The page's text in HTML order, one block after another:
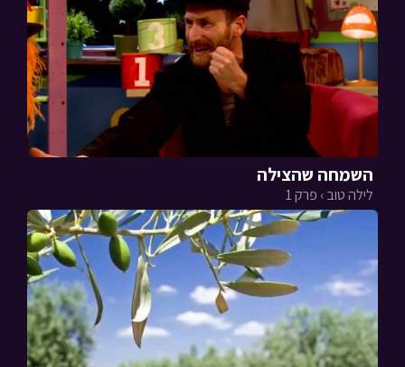
השמחה שהצילה
לילה טוב › פרק 1